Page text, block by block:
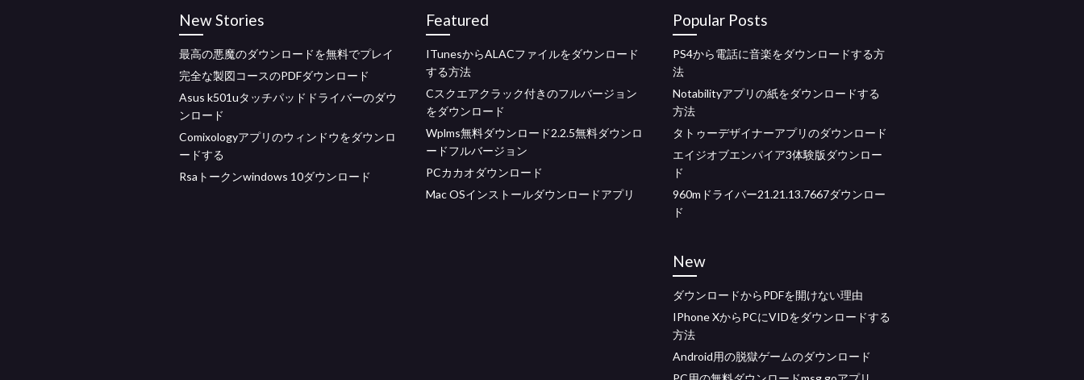
New Stories
最高の悪魔のダウンロードを無料でプレイ
完全な製図コースのPDFダウンロード
Asus k501uタッチパッドドライバーのダウ
ンロード
Comixologyアプリのウィンドウをダウンロ
ードする
Rsaトークンwindows 10ダウンロード
Featured
ITunesからALACファイルをダウンロード
する方法
Cスクエアクラック付きのフルバージョン
をダウンロード
Wplms無料ダウンロード2.2.5無料ダウンロ
ードフルバージョン
PCカカオダウンロード
Mac OSインストールダウンロードアプリ
Popular Posts
PS4から電話に音楽をダウンロードする方
法
Notabilityアプリの紙をダウンロードする
方法
タトゥーデザイナーアプリのダウンロード
エイジオブエンパイア3体験版ダウンロー
ド
960mドライバー21.21.13.7667ダウンロー
ド
New
ダウンロードからPDFを開けない理由
IPhone XからPCにVIDをダウンロードする
方法
Android用の脱獄ゲームのダウンロード